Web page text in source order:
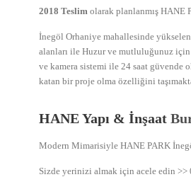
2018 Teslim olarak planlanmış HANE
İnegöl Orhaniye mahallesinde yükselen
alanları ile Huzur ve mutluluğunuz
ve kamera sistemi ile 24 saat güvende
katan bir proje olma özelliğini
HANE Yapı & İnşaat
Modern Mimarisiyle HANE PARK
Sizde yerinizi almak için acele edin >>